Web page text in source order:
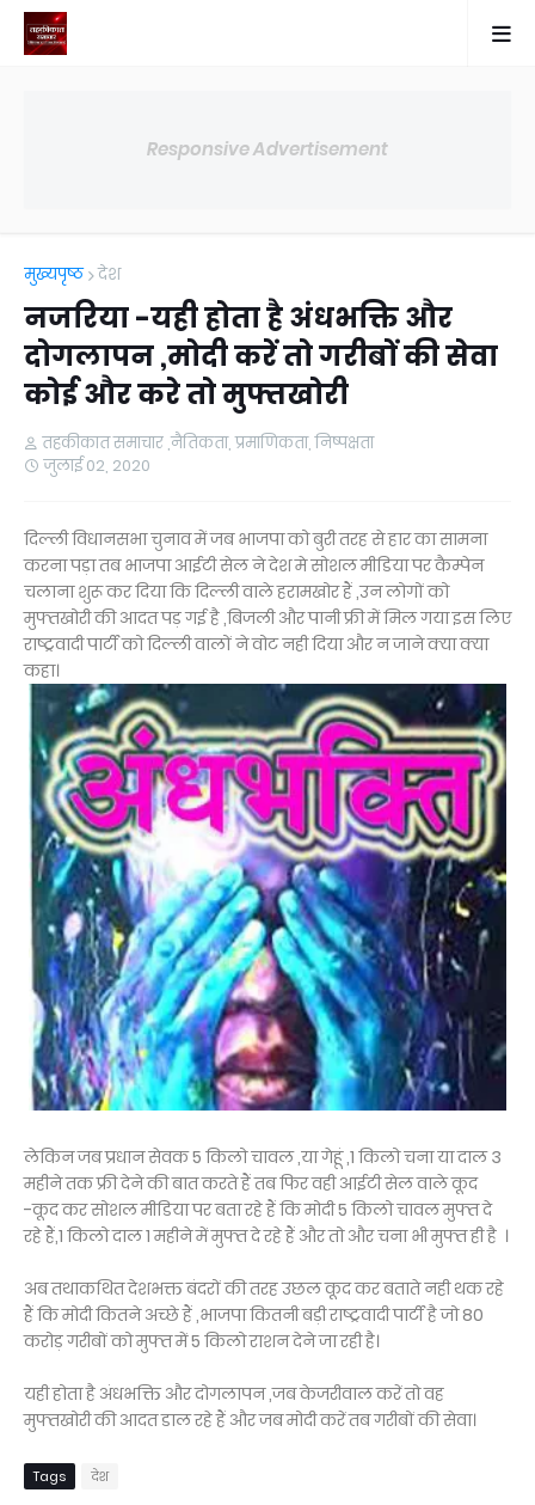
Responsive Advertisement
मुख्यपृष्ठ देश
नजरिया -यही होता है अंधभक्ति और
दोगलापन ,मोदी करें तो गरीबों की सेवा
कोई और करे तो मुफ्तखोरी
तहकीकात समाचार ,नैतिकता, प्रमाणिकता, निष्पक्षता
जुलाई 02, 2020
दिल्ली विधानसभा चुनाव में जब भाजपा को बुरी तरह से हार का सामना
करना पड़ा तब भाजपा आईटी सेल ने देश मे सोशल मीडिया पर कैम्पेन
चलाना शुरू कर दिया कि दिल्ली वाले हरामखोर हैं ,उन लोगों को
मुफ्तखोरी की आदत पड़ गई है ,बिजली और पानी फ्री में मिल गया इस लिए
राष्ट्रवादी पार्टी को दिल्ली वालों ने वोट नही दिया और न जाने क्या क्या
कहा।
लेकिन जब प्रधान सेवक 5 किलो चावल ,या गेहूं ,1 किलो चना या दाल 3
महीने तक फ्री देने की बात करते हैं तब फिर वही आईटी सेल वाले कूद
-कूद कर सोशल मीडिया पर बता रहे हैं कि मोदी 5 किलो चावल मुफ्त दे
रहे हैं,1 किलो दाल 1 महीने में मुफ्त दे रहे हैं और तो और चना भी मुफ्त ही है ।
अब तथाकथित देशभक्त बंदरों की तरह उछल कूद कर बताते नही थक रहे
हैं कि मोदी कितने अच्छे हैं ,भाजपा कितनी बड़ी राष्ट्रवादी पार्टी है जो 80
करोड़ गरीबों को मुफ्त में 5 किलो राशन देने जा रही है।
यही होता है अंधभक्ति और दोगलापन ,जब केजरीवाल करें तो वह
मुफ्तखोरी की आदत डाल रहे हैं और जब मोदी करें तब गरीबों की सेवा।
Tags देश